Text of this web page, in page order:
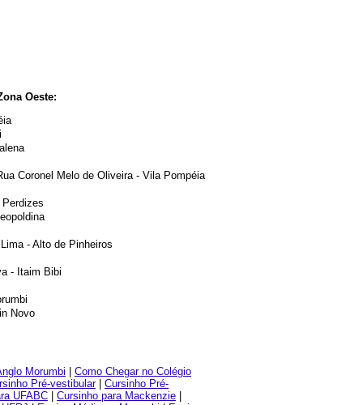
Oeste:
Coronel Melo de Oliveira - Vila Pompéia
- Alto de Pinheiros
- Itaim Bibi
Novo
Morumbi
Como Chegar no Colégio
Pré-vestibular| Cursinho Pré-
UFABC Cursinho para Mackenzie